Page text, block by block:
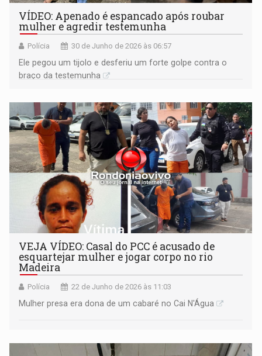
VÍDEO: Apenado é espancado após roubar
mulher e agredir testemunha
Polícia 30 de Junho de 2026 às 06:57
Ele pegou um tijolo e desferiu um forte golpe contra o
braço da testemunha
VEJA VÍDEO: Casal do PCC é acusado de
esquartejar mulher e jogar corpo no rio
Madeira
Polícia 22 de Junho de 2026 às 11:03
Mulher presa era dona de um cabaré no Cai N'Água